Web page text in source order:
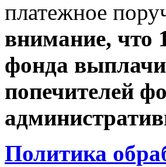
платежное
внимание, что
фонда
попечителей
Политика